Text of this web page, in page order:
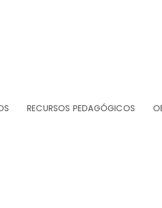
RECURSOS PEDAGÓGICOS